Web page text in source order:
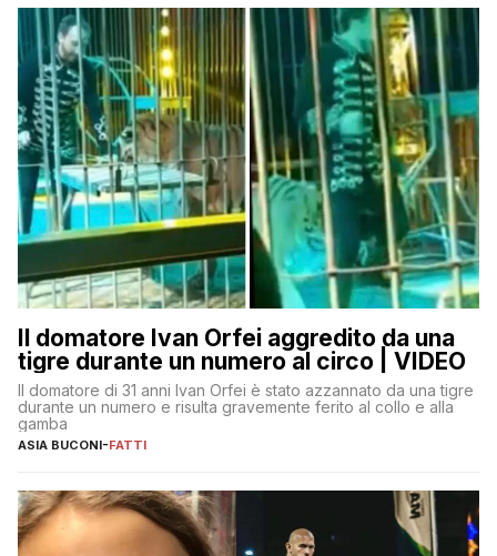
Il domatore Ivan Orfei aggredito da una
tigre durante un numero al circo | VIDEO
Il domatore di 31 anni Ivan Orfei è stato azzannato da una tigre
durante un numero e risulta gravemente ferito al collo e alla
gamba
ASIA BUCONI-FATTI